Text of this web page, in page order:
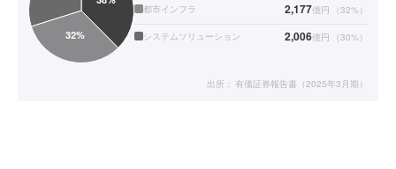
都市インフラ 2,177億円 （32%）
システムソリューション 2,006億円 （30%）
出所： 有価証券報告書（2025年3月期）